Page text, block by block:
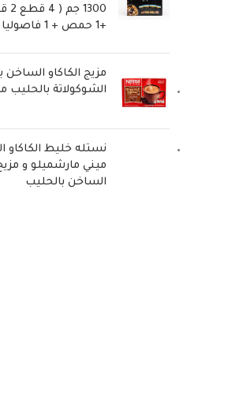
+1 حمص + 1 فاصوليا بيضاء )
مزيج الكاكاو الساخن
الشوكولاتة بالحليب
نستله خليط الكاكاو
ميني مارشميلو و
الساخن بالحليب